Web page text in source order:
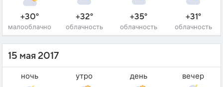
+30°
малооблачно
+32°
облачность
+35°
облачность
+31°
облачность
15 мая 2017
ночь утро день вечер